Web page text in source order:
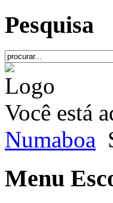
Pesquisa
Você está
Numaboa
Menu